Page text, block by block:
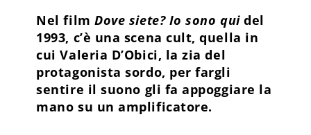
Nel filmDove siete? Io sono quidel
1993, c’è una scena cult, quella in
cui Valeria D’Obici, la zia del
protagonista sordo, per fargli
sentire il suono gli fa appoggiare la
mano su un amplificatore.